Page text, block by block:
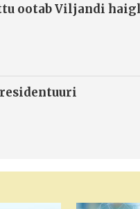
ootab Viljandi